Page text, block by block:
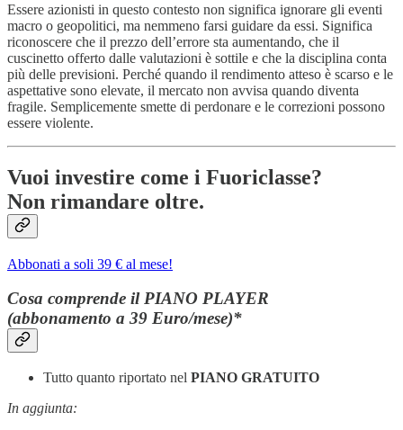
Essere azionisti in questo contesto non significa ignorare gli eventi
macro o geopolitici, ma nemmeno farsi guidare da essi. Significa
riconoscere che il prezzo dell’errore sta aumentando, che il
cuscinetto offerto dalle valutazioni è sottile e che la disciplina conta
più delle previsioni. Perché quando il rendimento atteso è scarso e le
aspettative sono elevate, il mercato non avvisa quando diventa
fragile. Semplicemente smette di perdonare e le correzioni possono
essere violente.
Vuoi investire come i Fuoriclasse?
Non rimandare oltre.
Abbonati a soli 39 € al mese!
Cosa comprende il PIANO PLAYER
(abbonamento a 39 Euro/mese)*
Tutto quanto riportato nel PIANO GRATUITO
In aggiunta: